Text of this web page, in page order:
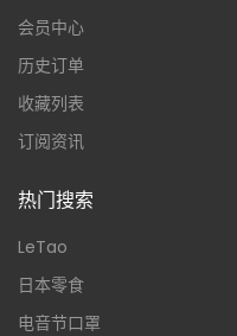
会员中心
历史订单
收藏列表
订阅资讯
热门搜索
LeTao
日本零食
电音节口罩